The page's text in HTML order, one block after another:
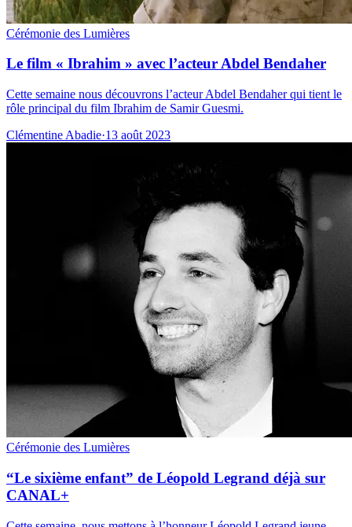
Cérémonie des Lumières
Le film « Ibrahim » avec l’acteur Abdel Bendaher
Cette semaine nous découvrons l’acteur Abdel Bendaher qui tient le
rôle principal du film Ibrahim de Samir Guesmi.
Clémentine Abadie·13 août 2023
Cérémonie des Lumières
“Le sixième enfant” de Léopold Legrand déjà sur
CANAL+